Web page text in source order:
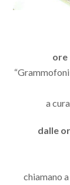
ore
a
dalle
chiamano